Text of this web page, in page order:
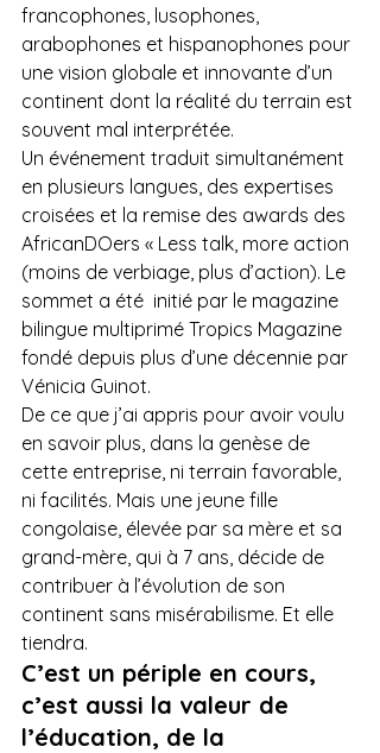
francophones, lusophones,
arabophones et hispanophones pour
une vision globale et innovante d’un
continent dont la réalité du terrain est
souvent mal interprétée.
Un événement traduit simultanément
en plusieurs langues, des expertises
croisées et la remise des awards des
AfricanDOers « Less talk, more action
(moins de verbiage, plus d’action). Le
sommet a été  initié par le magazine
bilingue multiprimé Tropics Magazine
fondé depuis plus d’une décennie par
Vénicia Guinot.
De ce que j’ai appris pour avoir voulu
en savoir plus, dans la genèse de
cette entreprise, ni terrain favorable,
ni facilités. Mais une jeune fille
congolaise, élevée par sa mère et sa
grand-mère, qui à 7 ans, décide de
contribuer à l’évolution de son
continent sans misérabilisme. Et elle
tiendra.
C’est un périple en cours,
c’est aussi la valeur de
l’éducation, de la